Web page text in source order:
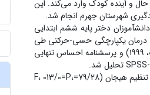
و آینده کودک وارد می‌کند. این
شهرستان جهرم انجام شد.
دختر پایه ششم ابتدایی
30 نفر انتخاب و در دو گروه مساوی 15 نفری جایگزین شدند. درمان یکپارچگی حسی-حرکتی طی
8 جلسه به‏صورت گروهی و هر هفته یک جلسه برای گروه آزمایش اعمال شد. برای گردآوری اطلاعات از پرسشنامه خودپنداره (ساراسوت، 1999) و پرسشنامه احساس تنهایی
یافته‏ها: نتایج نشان داد درمان درمان یکپارچه حسی-حرکتی بر افزایش خودپنداره (54/38=F، 014/0=P، 607/0=η) و کاهش دشواری در تنظیم هیجان (79/28=F، 013/0=P،